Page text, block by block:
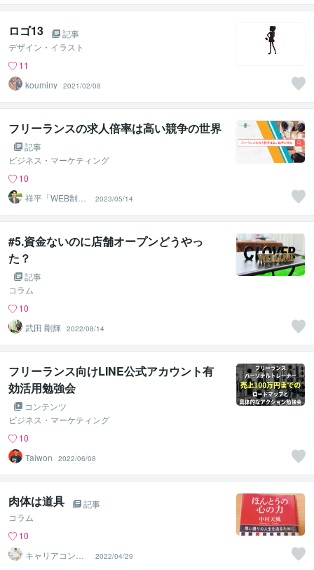
ロゴ13
記事
デザイン・イラスト
11
kouminy 2021/02/08
フリーランスの求人倍率は高い競争の世界
記事
ビジネス・マーケティング
10
祥平「WEB制作
×人事」魅力クリ
エイター
2023/05/14
#5.資金ないのに店舗オープンどうやっ
た？
記事
コラム
10
武田 剛輝 2022/08/14
フリーランス向けLINE公式アカウント有
効活用勉強会
コンテンツ
ビジネス・マーケティング
10
Taiwon
2022/06/08
肉体は道具
記事
コラム
10
キャリアコンサ
ルタントShino
2022/04/29